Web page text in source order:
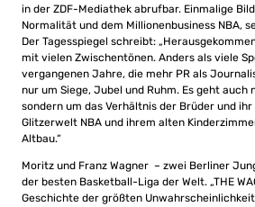
in der ZDF-Mediathek abrufbar. Einmalige
Normalität und dem Millionenbusiness NBA,
Der Tagesspiegel schreibt:
mit vielen Zwischentönen. Anders als viele
vergangenen Jahre, die mehr PR als
nur um Siege, Jubel und Ruhm. Es geht auch
sondern um das Verhältnis der Brüder und
Glitzerwelt NBA und ihrem alten
Altbau.“
Moritz und Franz Wagner – zwei Berliner
der besten Basketball-Liga der Welt. „THE
Geschichte der größten